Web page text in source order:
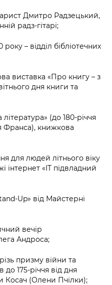
Дмитро Радзецький,
радз-гітарі;
– відділ бібліотечних
виставка «Про книгу – з
дня книги та
література» (до 180-річчя
Франса), книжкова
для людей літнього віку
інтернет «IT підвладний
Up» від Майстерні
вечір
Андроса;
призму війни та
175-річчя від дня
Косач (Олени Пчілки);